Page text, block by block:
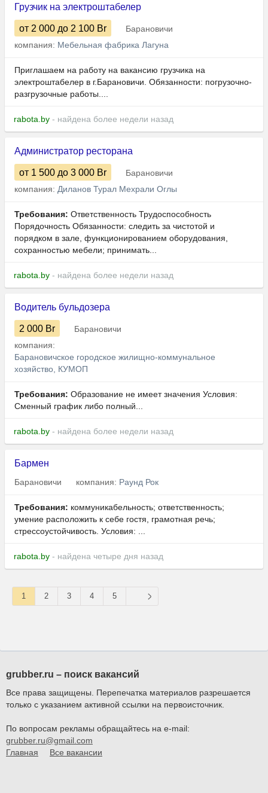
Грузчик на электроштабелер
от 2 000 до 2 100 Br
Барановичи
компания: Мебельная фабрика Лагуна
Приглашаем на работу на вакансию грузчика на
электроштабелер в г.Барановичи. Обязанности: погрузочно-
разгрузочные работы....
rabota.by - найдена более недели назад
Администратор ресторана
от 1 500 до 3 000 Br
Барановичи
компания: Диланов Турал Мехрали Оглы
Требования: Ответственность Трудоспособность
Порядочность Обязанности: следить за чистотой и
порядком в зале, функционированием оборудования,
сохранностью мебели; принимать...
rabota.by - найдена более недели назад
Водитель бульдозера
2 000 Br
Барановичи
компания:
Барановичское городское жилищно-коммунальное
хозяйство, КУМОП
Требования: Образование не имеет значения Условия:
Сменный график либо полный...
rabota.by - найдена более недели назад
Бармен
Барановичи компания: Раунд Рок
Требования: коммуникабельность; ответственность;
умение расположить к себе гостя, грамотная речь;
стрессоустойчивость. Условия: ...
rabota.by - найдена четыре дня назад
1 2 3 4 5
grubber.ru – поиск вакансий
Все права защищены. Перепечатка материалов разрешается
только с указанием активной ссылки на первоисточник.
По вопросам рекламы обращайтесь на e-mail:
grubber.ru@gmail.com
Главная
Все вакансии